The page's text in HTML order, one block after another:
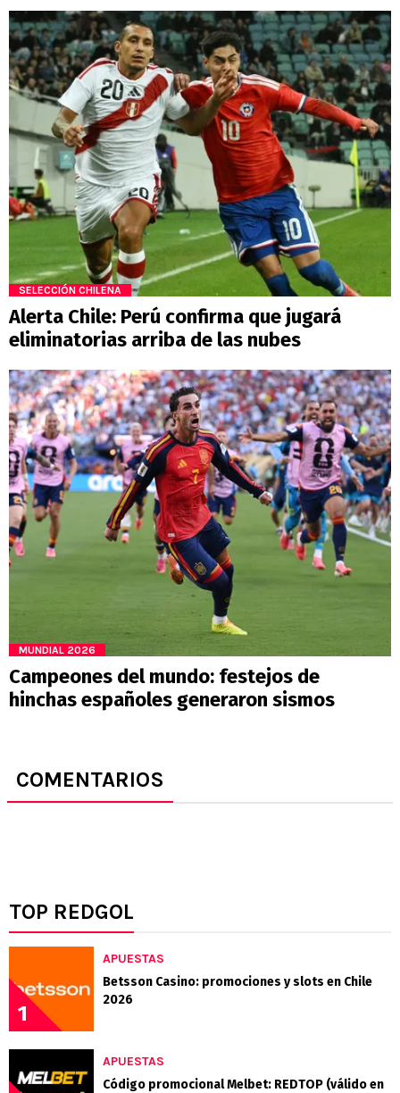
SELECCIÓN CHILENA
Alerta Chile: Perú confirma que jugará
eliminatorias arriba de las nubes
MUNDIAL 2026
Campeones del mundo: festejos de
hinchas españoles generaron sismos
COMENTARIOS
TOP REDGOL
1
APUESTAS
Betsson Casino: promociones y slots en Chile
2026
APUESTAS
Código promocional Melbet: REDTOP (válido en